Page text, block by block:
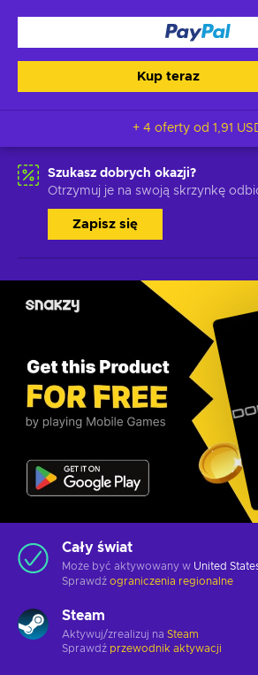
Kup teraz
+ 4 oferty od 1,91
Szukasz dobrych okazji?
Otrzymuj je na swoją skrzynkę
Zapisz się
Cały świat
Może być aktywowany w United
Sprawdź ograniczenia regionalne
Steam
Aktywuj/zrealizuj na Steam
Sprawdź przewodnik aktywacji